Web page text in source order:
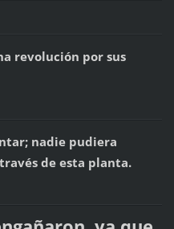
revolución por sus
nadie pudiera
de esta planta.